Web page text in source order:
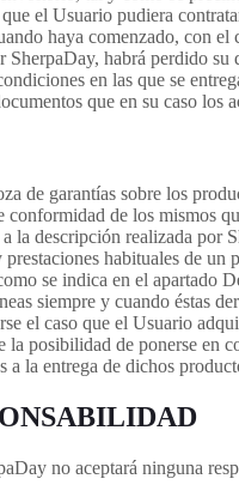
el Usuario pudiera
haya comenzado, con
habrá perdido
en las que se
que en su caso los
de garantías sobre los
de los mismos
la descripción realizada por
habituales de
se indica en el
siempre y cuando éstas
el caso que el Usuario
posibilidad de ponerse en
a la entrega de dichos
no aceptará ninguna